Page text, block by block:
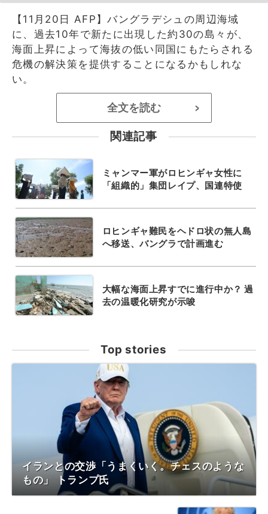
【11月20日 AFP】バングラデシュの周辺海域
に、過去10年で新たに出現した約30の島々が、
海面上昇によって海抜の低い同国にもたらされる
危機の解決策を提供することになるかもしれな
い。
全文を読む >
関連記事
ミャンマー軍がロヒンギャ女性に
「組織的」集団レイプ、国連特使
ロヒンギャ難民をヘドロ状の無人島
へ移送、バングラで計画進む
大幅な海面上昇すでに進行中か？ 過
去の温暖化研究が示唆
Top stories
イランとの交渉「うまくいく。チェスのような
もの」 トランプ氏